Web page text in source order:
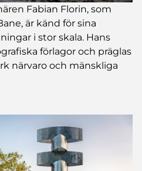
Fabian Florin, som
är känd för sina
i stor skala. Hans
förlagor och präglas
närvaro och mänskliga